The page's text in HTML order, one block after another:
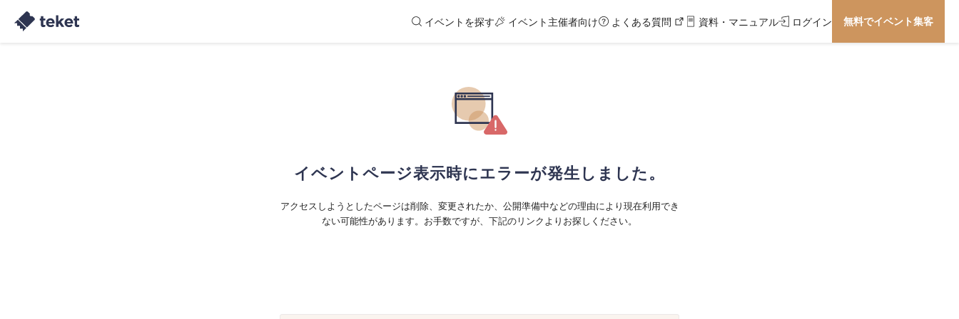
イベントを探す イベント主催者向け よくある質問 資料・マニュアル ログイン 無料でイベント集客
イベントページ表示時にエラーが発生しました。
アクセスしようとしたページは削除、変更されたか、公開準備中などの理由により現在利用でき
ない可能性があります。お手数ですが、下記のリンクよりお探しください。